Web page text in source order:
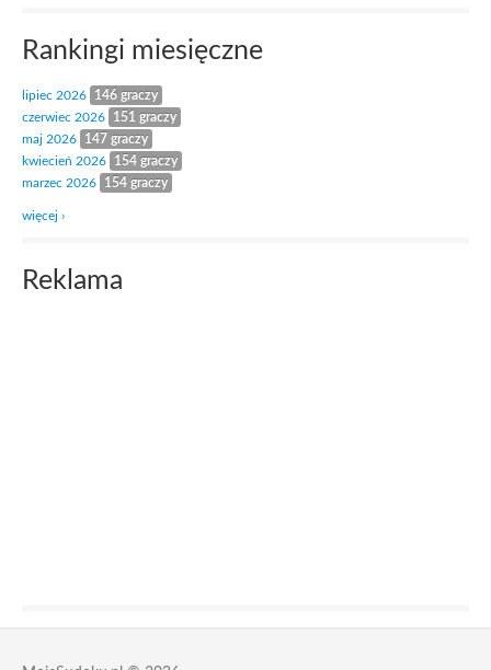
Rankingi miesięczne
lipiec 2026
146 graczy
czerwiec 2026
151 graczy
maj 2026
147 graczy
kwiecień 2026
154 graczy
marzec 2026
154 graczy
więcej ›
Reklama